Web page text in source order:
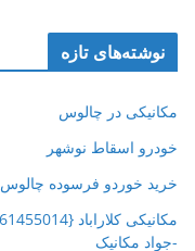
نوشته‌های تازه
مکانیکی در چالوس
خودرو اسقاط نوشهر
خرید خوردو فرسوده چالوس
-جواد مکانیک